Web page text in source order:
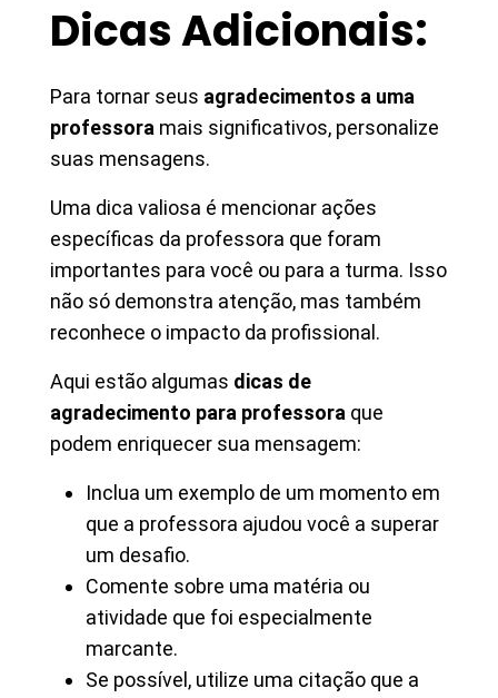
Dicas Adicionais:
Para tornar seus agradecimentos a uma
professora mais significativos, personalize
suas mensagens.
Uma dica valiosa é mencionar ações
específicas da professora que foram
importantes para você ou para a turma. Isso
não só demonstra atenção, mas também
reconhece o impacto da profissional.
Aqui estão algumas dicas de
agradecimento para professora que
podem enriquecer sua mensagem:
Inclua um exemplo de um momento em
que a professora ajudou você a superar
um desafio.
Comente sobre uma matéria ou
atividade que foi especialmente
marcante.
Se possível, utilize uma citação que a